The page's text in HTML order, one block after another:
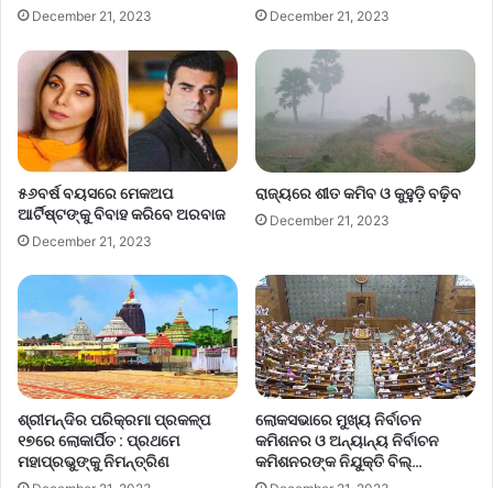
December 21, 2023 December 21, 2023
୫୬ବର୍ଷ ବୟସରେ ମେକଅପ
ଆର୍ଟିଷ୍ଟଙ୍କୁ ବିବାହ କରିବେ ଅରବାଜ
December 21, 2023
ରାଜ୍ୟରେ ଶୀତ କମିବ ଓ କୁହୁଡ଼ି ବଢ଼ିବ
December 21, 2023
ଶ୍ରୀମନ୍ଦିର ପରିକ୍ରମା ପ୍ରକଳ୍ପ
୧୭ରେ ଲୋକାର୍ପିତ : ପ୍ରଥମେ
ମହାପ୍ରଭୁଙ୍କୁ ନିମନ୍ତ୍ରିଣ
ଲୋକସଭାରେ ମୁଖ୍ୟ ନିର୍ବାଚନ
କମିଶନର ଓ ଅନ୍ୟାନ୍ୟ ନିର୍ବାଚନ
କମିଶନରଙ୍କ ନିଯୁକ୍ତି ବିଲ୍…